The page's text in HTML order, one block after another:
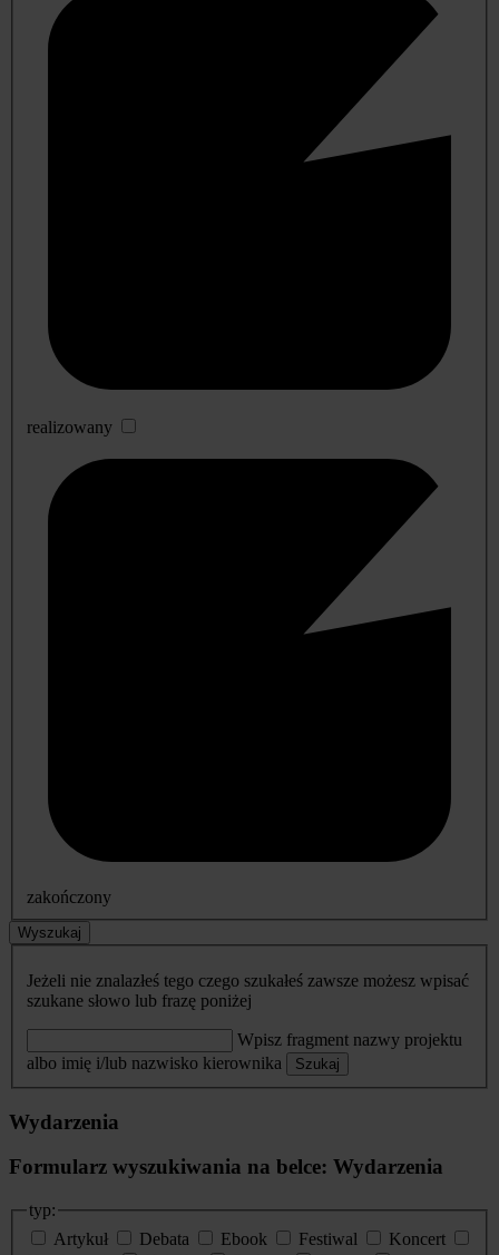
realizowany
zakończony
Wyszukaj
Jeżeli nie znalazłeś tego czego szukałeś zawsze możesz wpisać
szukane słowo lub frazę poniżej
Wpisz fragment nazwy projektu
albo imię i/lub nazwisko kierownika
Szukaj
Wydarzenia
Formularz wyszukiwania na belce: Wydarzenia
typ:
Artykuł
Debata Ebook Festiwal
Koncert